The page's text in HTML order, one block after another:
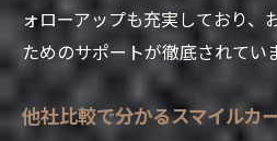
高価買取を実現する
スマイルカーズを最大
他社と比較しての優位
査定時に注意すべき
ォローアップも充実しており、
ためのサポートが徹底されてい
他社比較で分かるスマイルカ